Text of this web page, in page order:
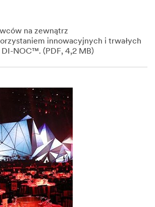
na zewnątrz
innowacyjnych i trwałych
NOC™. (PDF, 4,2 MB)